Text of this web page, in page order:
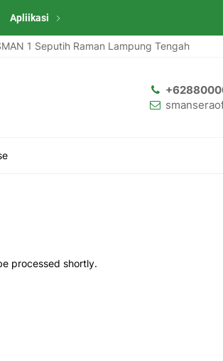
Apliikasi
1 Seputih Raman Lampung Tengah
processed shortly.